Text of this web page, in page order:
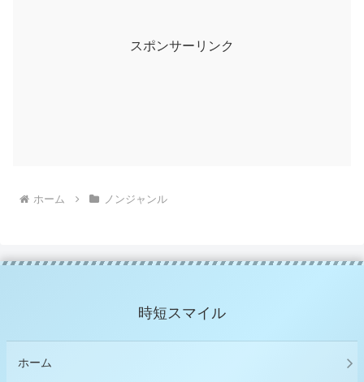
スポンサーリンク
ホーム ノンジャンル
時短スマイル
ホーム